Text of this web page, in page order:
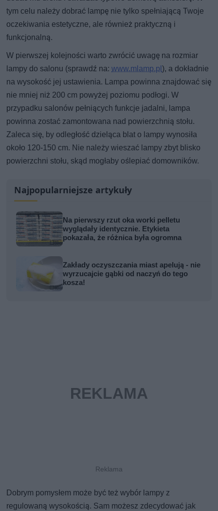
tym celu należy dobrać lampę nie tylko spełniającą Twoje
oczekiwania estetyczne, ale również praktyczną i
funkcjonalną.
W pierwszej kolejności warto zwrócić uwagę na rozmiar
lampy do salonu (sprawdź na:www.mlamp.pl), a dokładnie
na wysokość jej ustawienia. Lampa powinna znajdować się
nie mniej niż 200 cm powyżej poziomu podłogi. W
przypadku salonów pełniących funkcje jadalni, lampa
powinna zostać zamontowana nad powierzchnią stołu.
Zaleca się, by odległość dzieląca blat o lampy wynosiła
około 120-150 cm. Nie należy wieszać lampy zbyt blisko
powierzchni stołu, skąd mogłaby oślepiać domowników.
Najpopularniejsze artykuły
Na pierwszy rzut oka worki pelletu
wyglądały identycznie. Etykieta
pokazała, że różnica była ogromna
Zakłady oczyszczania miast apelują - nie
wyrzucajcie gąbki od naczyń do tego
kosza!
Dobrym pomysłem może być też wybór lampy z
regulowaną wysokością. Sam możesz zdecydować jak